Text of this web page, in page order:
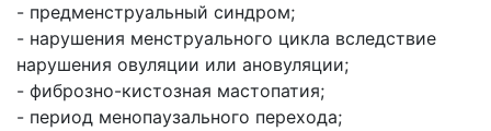
- предменструальный синдром;
- нарушения менструального цикла вследствие
нарушения овуляции или ановуляции;
- фиброзно-кистозная мастопатия;
- период менопаузального перехода;